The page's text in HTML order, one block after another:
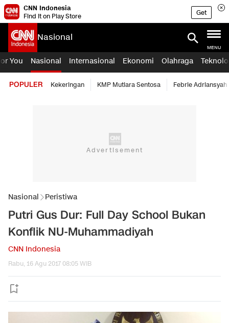
CNN Indonesia
Find it on Play Store
Get
Nasional
MENU
You Nasional Internasional Ekonomi Olahraga
POPULER Kekeringan KMP Mutiara Sentosa Febrie Adriansyah
Nasional Peristiwa
Putri Gus Dur: Full Day School Bukan
Konflik NU-Muhammadiyah
CNN Indonesia
Rabu, 16 Agu 2017 08:05 WIB